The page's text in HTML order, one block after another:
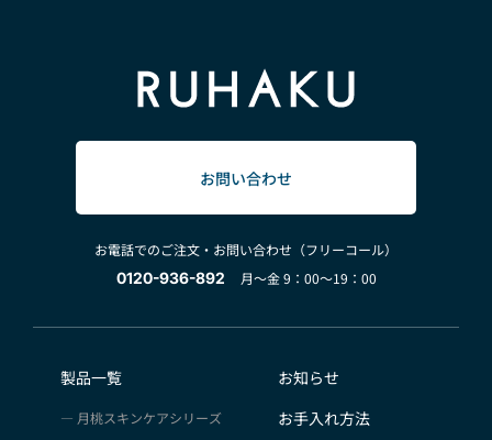
お問い合わせ
お電話でのご注文・お問い合わせ（フリーコール）
0120-936-892
月～金 9：00～19：00
製品一覧
月桃スキンケアシリーズ
お知らせ
お手入れ方法